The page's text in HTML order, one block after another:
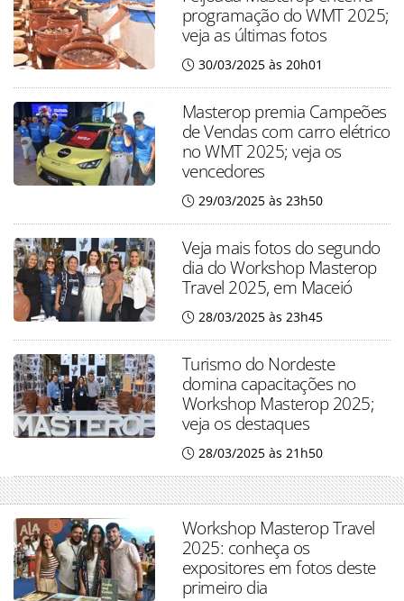
programação do WMT 2025;
veja as últimas fotos
30/03/2025 às 20h01
Masterop premia Campeões
de Vendas com carro elétrico
no WMT 2025; veja os
vencedores
29/03/2025 às 23h50
Veja mais fotos do segundo
dia do Workshop Masterop
Travel 2025, em Maceió
28/03/2025 às 23h45
Turismo do Nordeste
domina capacitações no
Workshop Masterop 2025;
veja os destaques
28/03/2025 às 21h50
Workshop Masterop Travel
2025: conheça os
expositores em fotos deste
primeiro dia